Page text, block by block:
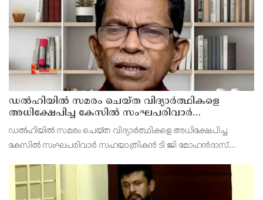
ഡൽഹിയിൽ സമരം ചെയ്ത വിദ്യാർത്ഥികളെ
അധിക്ഷേപിച്ച കേസില്‍ സംഘപരിവാർ
സഹയാത്രികൻ ടി ജി മോഹന്‍ദാസ് കസ്റ്റഡിയിൽ
ഡല്‍ഹിയില്‍ സമരം ചെയ്ത വിദ്യാര്‍ത്ഥികളെ അധിക്ഷേപിച്ച
കേസില്‍ സംഘപരിവാര്‍ സഹയാത്രികന്‍ ടി ജി മോഹന്‍ദാസ്